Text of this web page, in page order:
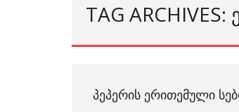
TAG
ᲞᲔᲞᲔᲠᲘᲡ ᲔᲠᲘᲗᲔᲛᲣᲚᲘ